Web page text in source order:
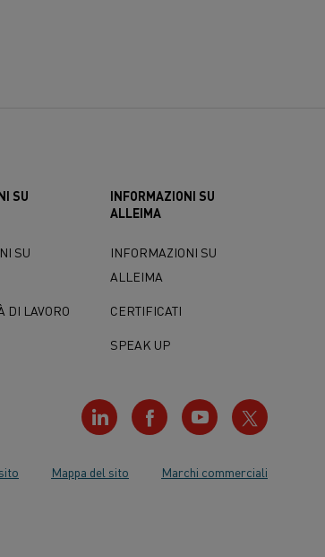
SU
SU
DI LAVORO
INFORMAZIONI SU
ALLEIMA
INFORMAZIONI SU
ALLEIMA
CERTIFICATI
SPEAK UP
Mappa del sito Marchi commerciali